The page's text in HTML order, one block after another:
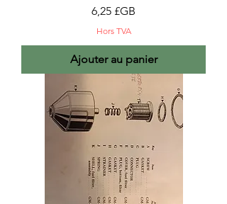
Prix
6,25 £GB
Hors TVA
Ajouter au panier